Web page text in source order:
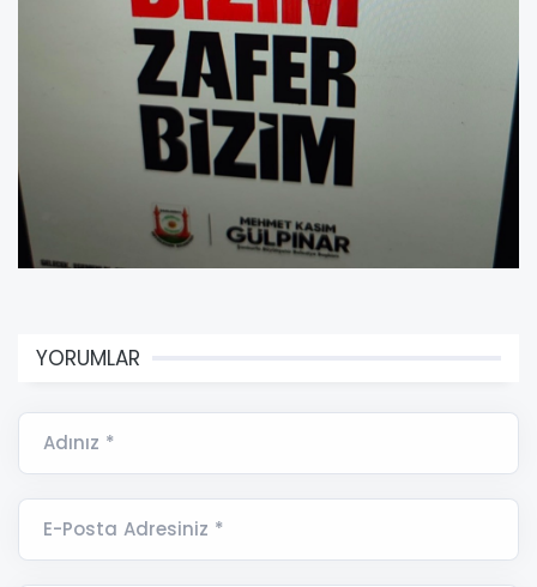
YORUMLAR
Adınız *
E-Posta Adresiniz *